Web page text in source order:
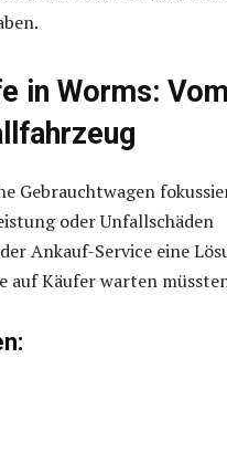
in Worms: Vom
Gebrauchtwagen
oder Unfallschäden
Ankauf-Service eine
auf Käufer warten